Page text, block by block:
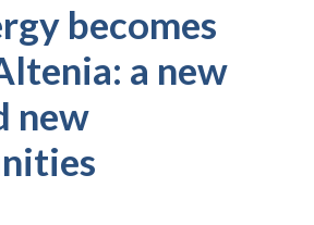
becomes
a new
new